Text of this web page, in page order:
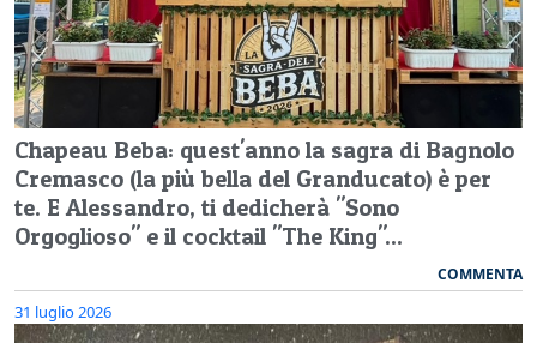
Chapeau Beba: quest'anno la sagra di Bagnolo
Cremasco (la più bella del Granducato) è per
te. E Alessandro, ti dedicherà "Sono
Orgoglioso" e il cocktail "The King"...
COMMENTA
31 luglio 2026